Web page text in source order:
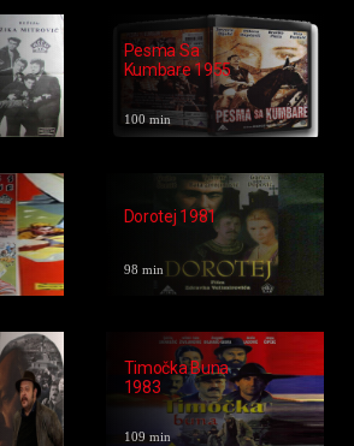
Pesma Sa
Kumbare 1955
100 min
Dorotej 1981
98 min
Timočka Buna
1983
109 min